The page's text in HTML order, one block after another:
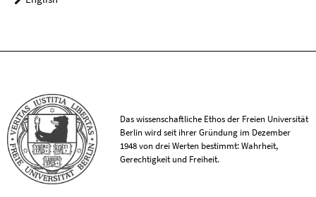
Das wissenschaftliche Ethos der Freien Universität
Berlin wird seit ihrer Gründung im Dezember
1948 von drei Werten bestimmt: Wahrheit,
Gerechtigkeit und Freiheit.